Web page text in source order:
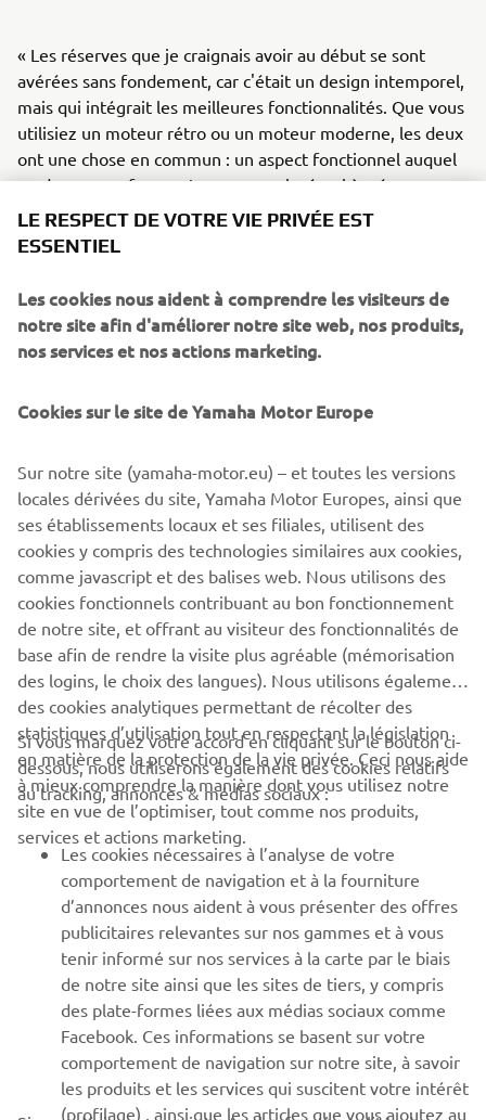
« Les réserves que je craignais avoir au début se sont
avérées sans fondement, car c'était un design intemporel,
mais qui intégrait les meilleures fonctionnalités. Que vous
utilisiez un moteur rétro ou un moteur moderne, les deux
ont une chose en commun : un aspect fonctionnel auquel
on donne une forme. Je pense avoir réussi à créer une
moto qui mêle histoire, style rétro et technologies
modernes, ce qui promet une belle expérience de
CORPORATE
BUSINESS
PLUS YAMAHA
SUPPORT
NEWSLETTER
Découvrez en exclusivité les dernières offres, les événements
spéciaux, les nouveautés et bien plus encore
LE RESPECT DE VOTRE VIE PRIVÉE EST
ESSENTIEL
Les cookies nous aident à comprendre les visiteurs de
notre site afin d'améliorer notre site web, nos produits,
nos services et nos actions marketing.
Cookies sur le site de Yamaha Motor Europe
Sur notre site (yamaha-motor.eu) – et toutes les versions
locales dérivées du site, Yamaha Motor Europes, ainsi que
ses établissements locaux et ses filiales, utilisent des
cookies y compris des technologies similaires aux cookies,
comme javascript et des balises web. Nous utilisons des
cookies fonctionnels contribuant au bon fonctionnement
de notre site, et offrant au visiteur des fonctionnalités de
base afin de rendre la visite plus agréable (mémorisation
des logins, le choix des langues). Nous utilisons également
des cookies analytiques permettant de récolter des
statistiques d’utilisation tout en respectant la législation
en matière de la protection de la vie privée. Ceci nous aide
à mieux comprendre la manière dont vous utilisez notre
site en vue de l’optimiser, tout comme nos produits,
services et actions marketing.
Si vous marquez votre accord en cliquant sur le bouton ci-
dessous, nous utiliserons également des cookies relatifs
au tracking, annonces & médias sociaux :
Les cookies nécessaires à l’analyse de votre
comportement de navigation et à la fourniture
d’annonces nous aident à vous présenter des offres
publicitaires relevantes sur nos gammes et à vous
tenir informé sur nos services à la carte par le biais
de notre site ainsi que les sites de tiers, y compris
des plate-formes liées aux médias sociaux comme
Facebook. Ces informations se basent sur votre
comportement de navigation sur notre site, à savoir
les produits et les services qui suscitent votre intérêt
(profilage) , ainsi que les articles que vous ajoutez au